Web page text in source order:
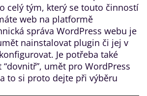
celý tým, který se touto činností
web na platformě
správa WordPress webu je
nainstalovat plugin či jej v
Je potřeba také
umět pro WordPress
to si proto dejte při výběru